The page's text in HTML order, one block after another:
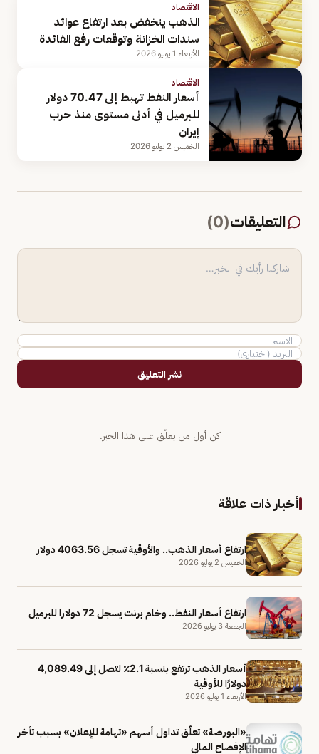
الاقتصاد
الذهب ينخفض بعد ارتفاع عوائد
سندات الخزانة وتوقعات رفع الفائدة
الأربعاء 1 يوليو 2026
الاقتصاد
أسعار النفط تهبط إلى 70.47 دولار
للبرميل في أدنى مستوى منذ حرب
إيران
الخميس 2 يوليو 2026
التعليقات(
0
)
نشر التعليق
كن أول من يعلّق على هذا الخبر.
أخبار ذات علاقة
ارتفاع أسعار الذهب.. والأوقية تسجل 4063.56 دولار
الخميس 2 يوليو 2026
ارتفاع أسعار النفط.. وخام برنت يسجل 72 دولارا للبرميل
الجمعة 3 يوليو 2026
أسعار الذهب ترتفع بنسبة 2.1٪ لتصل إلى 4,089.49
دولارًا للأوقية
الأربعاء 1 يوليو 2026
«البورصة» تعلّق تداول أسهم «تهامة للإعلان» بسبب تأخر
الإفصاح المالي